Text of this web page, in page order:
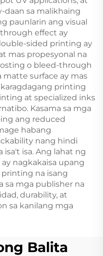
daan sa malikhaing
paunlarin ang visual
effect ay
sided printing ay
mas propesyonal na
o bleed-through
matte surface ay mas
printing
at specialized inks
Kasama sa mga
ang reduced
habang
nang hindi
isa't isa. Ang lahat ng
nagkakaisa upang
na isang
sa mga publisher na
durability, at
sa kanilang mga
Balita